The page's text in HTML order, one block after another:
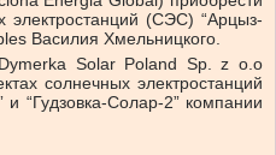
электростанций (СЭС) “Арцыз-
Василия Хмельницкого.
Solar Poland Sp. z o.o
солнечных электростанций
“Гудзовка-Солар-2” компании